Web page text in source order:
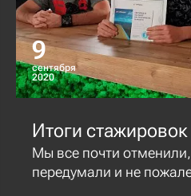
9
сентября
2020
Итоги
Мы все почти
передумали и не